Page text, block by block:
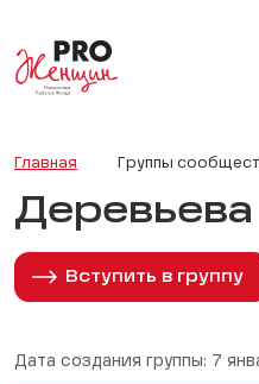
Главная Группы
Деревьева
Вступить в группу
Дата создания группы: 7